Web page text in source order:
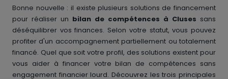
Bonne nouvelle : il existe plusieurs solutions de financement
pour réaliser un bilan de compétences à Cluses sans
déséquilibrer vos finances. Selon votre statut, vous pouvez
profiter d'un accompagnement partiellement ou totalement
financé. Quel que soit votre profil, des solutions existent pour
vous aider à financer votre bilan de compétences sans
engagement financier lourd. Découvrez les trois principales